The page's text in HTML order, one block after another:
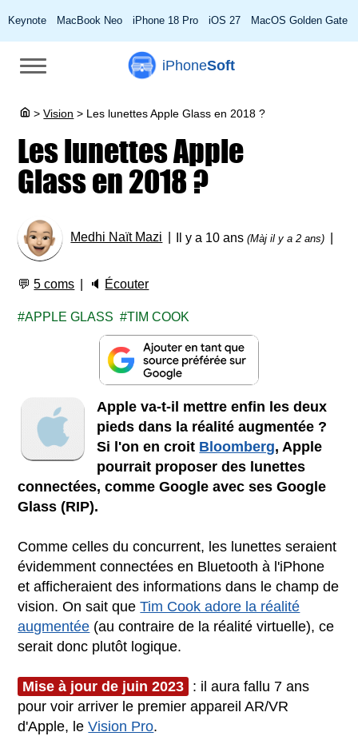
Keynote MacBook Neo iPhone 18 Pro iOS 27 MacOS Golden Gate
iPhoneSoft
> Vision > Les lunettes Apple Glass en 2018 ?
Les lunettes Apple
Glass en 2018 ?
Medhi Naït Mazi Il y a 10 ans(Màj il y a 2 ans)
💬5 coms 🔈 Écouter
APPLE GLASS TIM COOK
Apple va-t-il mettre enfin les deux
pieds dans la réalité augmentée ?
Si l'on en croit Bloomberg, Apple
pourrait proposer des lunettes
connectées, comme Google avec ses Google
Glass (RIP).
Comme celles du concurrent, les lunettes seraient
évidemment connectées en Bluetooth à l'iPhone
et afficheraient des informations dans le champ de
vision. On sait queTim Cook adore la réalité
augmentée (au contraire de la réalité virtuelle), ce
serait donc plutôt logique.
Mise à jour de juin 2023 : il aura fallu 7 ans
pour voir arriver le premier appareil AR/VR
d'Apple, leVision Pro.